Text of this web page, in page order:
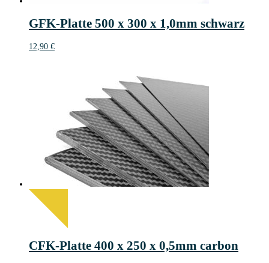
GFK-Platte 500 x 300 x 1,0mm schwarz
12,90 €
CFK-Platte 400 x 250 x 0,5mm carbon